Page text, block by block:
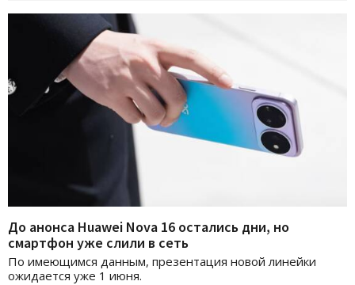
До анонса Huawei Nova 16 остались дни, но
смартфон уже слили в сеть
По имеющимся данным, презентация новой линейки
ожидается уже 1 июня.